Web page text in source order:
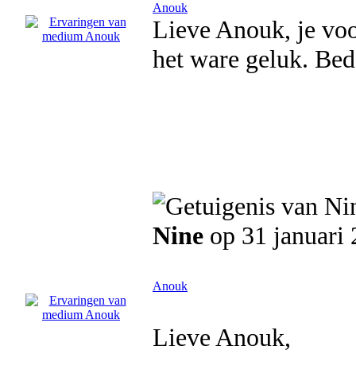
Anouk
Lieve Anouk, je
het ware geluk.
Nine op 31 januari
Anouk
Lieve Anouk,